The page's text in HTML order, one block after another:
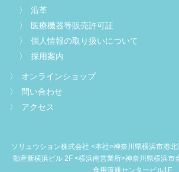
沿革
医療機器等販売許可証
個人情報の取り扱いについて
採用案内
オンラインショップ
問い合わせ
アクセス
ソリュウション株式会社 <本社>神奈川県横浜市港
動産新横浜ビル 2F <横浜南営業所>神奈川県横浜市
食用流通センタービル1F